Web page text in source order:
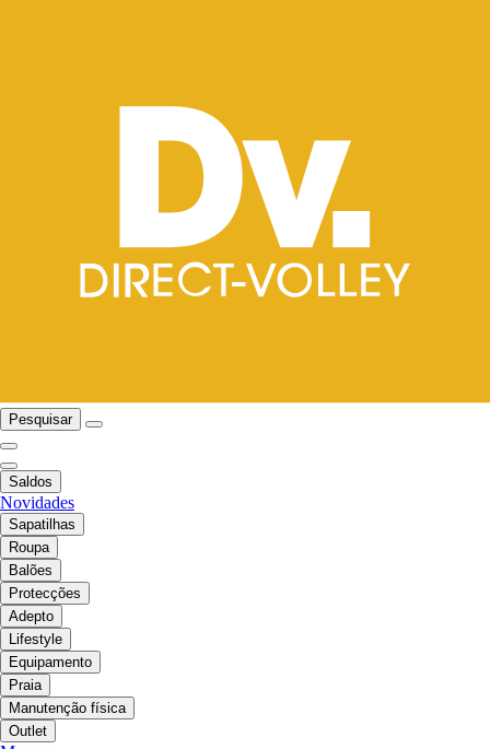
Pesquisar
Saldos
Novidades
Sapatilhas
Roupa
Balões
Protecções
Adepto
Lifestyle
Equipamento
Praia
Manutenção física
Outlet